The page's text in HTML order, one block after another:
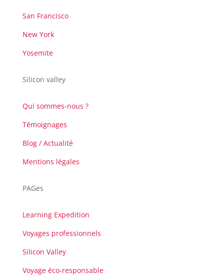
San Francisco
New York
Yosemite
Silicon valley
Qui sommes-nous ?
Témoignages
Blog / Actualité
Mentions légales
PAGes
Learning Expedition
Voyages professionnels
Silicon Valley
Voyage éco-responsable